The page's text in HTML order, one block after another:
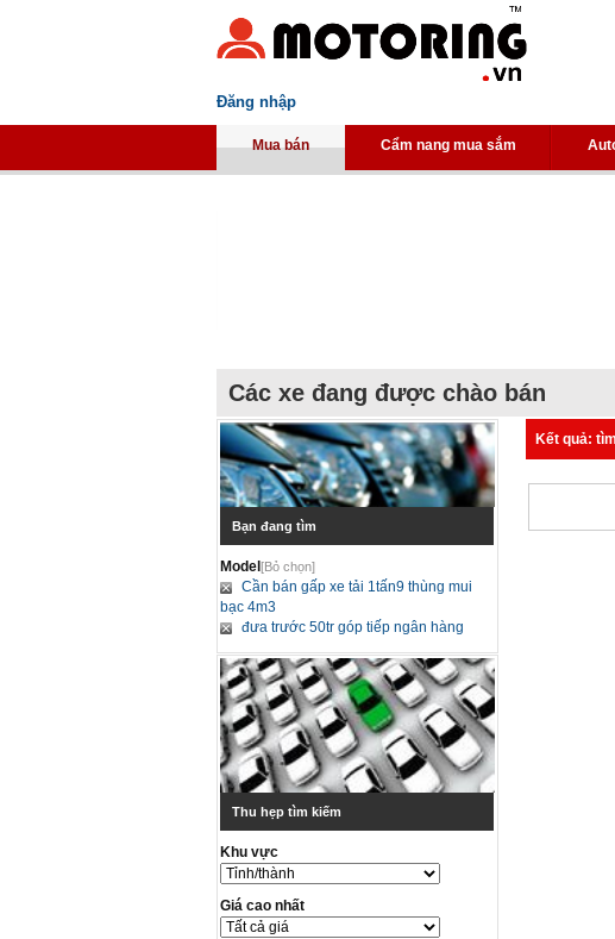
Đăng nhập
Mua bán Cẩm nang mua sắm
Các xe đang được chào bán
Bạn đang tìm
Model[Bỏ chọn]
Cần bán gấp xe tải 1tấn9 thùng mui
bạc 4m3
đưa trước 50tr góp tiếp ngân hàng
Thu hẹp tìm kiếm
Khu vực
Giá cao nhất
Kết quả: